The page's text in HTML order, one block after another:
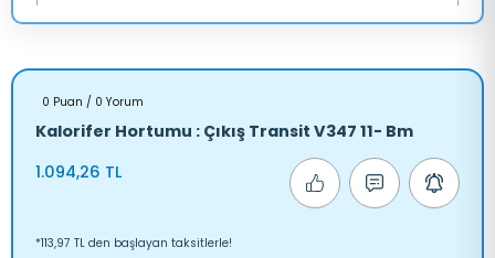
0 Puan / 0 Yorum
Kalorifer Hortumu : Çıkış Transit V347 11- Bm
1.094,26 TL
*113,97 TL den başlayan taksitlerle!